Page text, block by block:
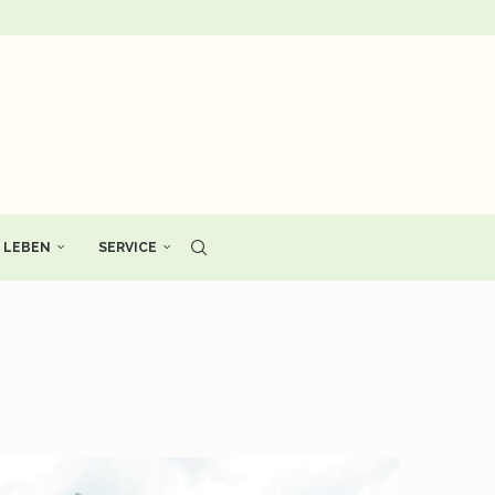
LEBEN SERVICE